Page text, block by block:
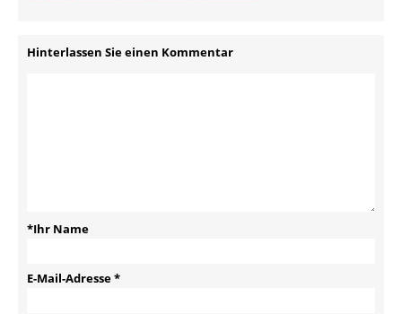
Hinterlassen Sie einen Kommentar
*Ihr Name
E-Mail-Adresse*